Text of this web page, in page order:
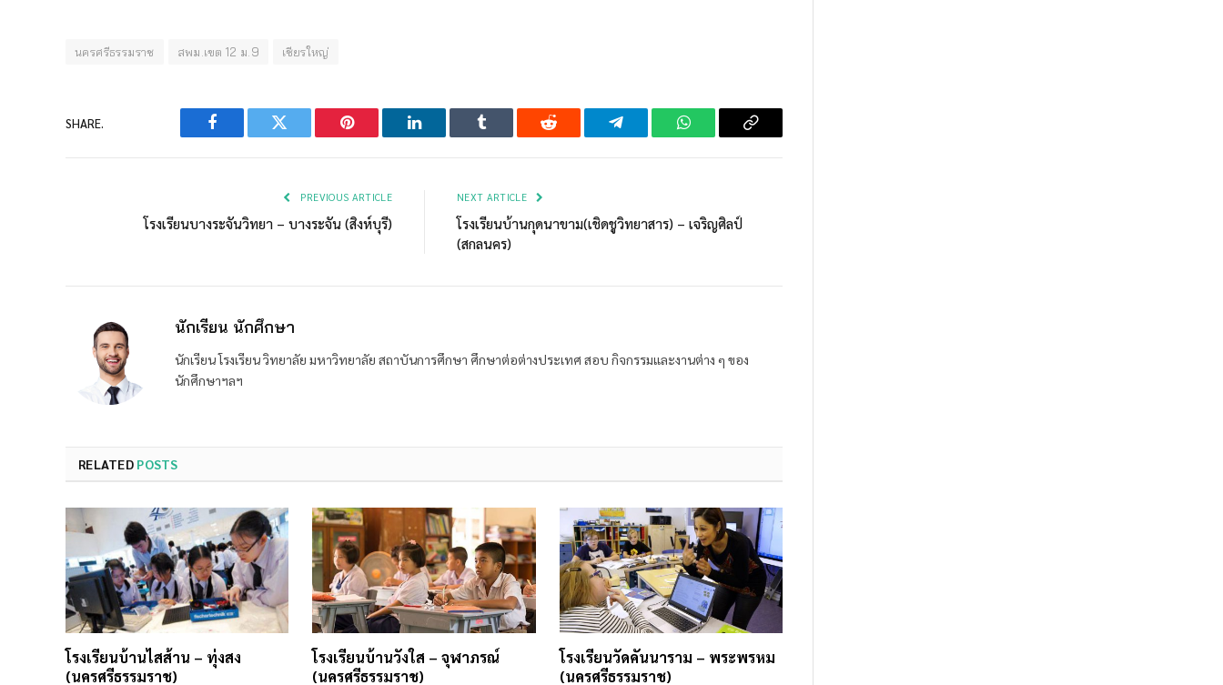
นครศรีธรรมราช สพม.เขต 12 ม.9 เชียรใหญ่
SHARE.
Facebook Twitter Pinterest LinkedIn Tumblr Reddit Telegram WhatsAppCopy
PREVIOUS ARTICLE
โรงเรียนบางระจันวิทยา – บางระจัน (สิงห์บุรี)
NEXT ARTICLE
โรงเรียนบ้านกุดนาขาม(เชิดชูวิทยาสาร) – เจริญศิลป์
(สกลนคร)
นักเรียน นักศึกษา
นักเรียน โรงเรียน วิทยาลัย มหาวิทยาลัย สถาบันการศึกษา ศึกษาต่อต่างประเทศ สอบ กิจกรรมและงานต่าง ๆ ของ
นักศึกษาฯลฯ
RELATED POSTS
โรงเรียนบ้านไสส้าน – ทุ่งสง
(นครศรีธรรมราช)
โรงเรียนบ้านวังใส – จุฬาภรณ์
(นครศรีธรรมราช)
โรงเรียนวัดคันนาราม – พระพรหม
(นครศรีธรรมราช)